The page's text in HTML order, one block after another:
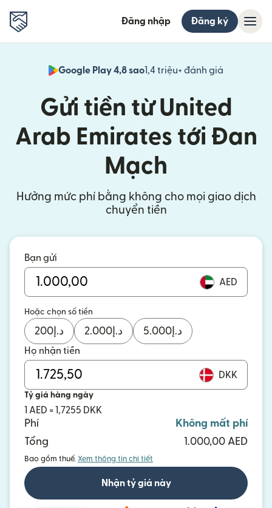
Đăng nhập Đăng ký
Google Play 4,8 sao1,4 triệu+ đánh giá
Gửi tiền từ United
Arab Emirates tới Đan
Mạch
Hưởng mức phí bằng không cho mọi giao dịch
chuyển tiền
Bạn gửi
AED
Hoặc chọn số tiền
د.إ 200 د.إ 2.000 د.إ 5.000
Họ nhận tiền
DKK
Tỷ giá hàng ngày
1 AED = 1,7255 DKK
Phí
Không mất phí
Tổng
1.000,00 AED
Bao gồm thuế. Xem thông tin chi tiết
Nhận tỷ giá này